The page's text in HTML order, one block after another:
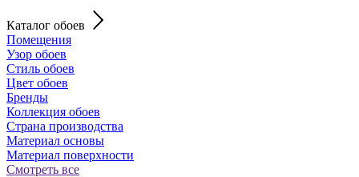
Каталог обоев
Помещения
Узор обоев
Стиль обоев
Цвет обоев
Бренды
Коллекция обоев
Страна производства
Материал основы
Материал поверхности
Смотреть все